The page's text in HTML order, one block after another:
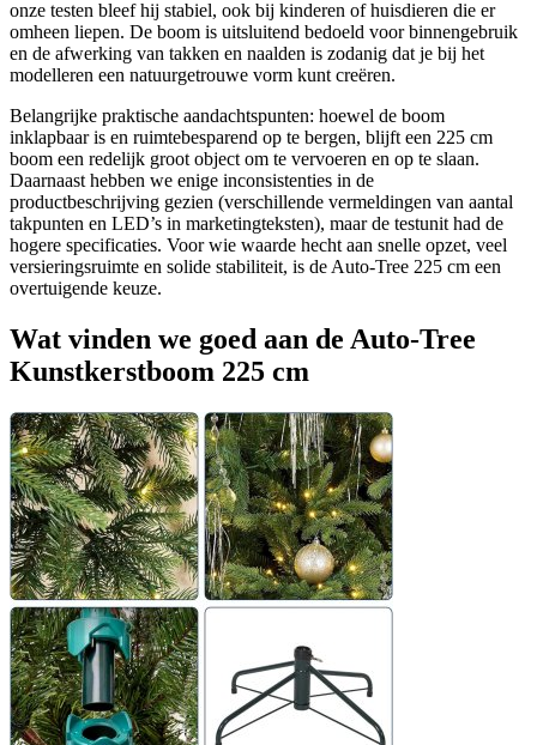
onze testen bleef hij stabiel, ook bij kinderen of huisdieren die er
omheen liepen. De boom is uitsluitend bedoeld voor binnengebruik
en de afwerking van takken en naalden is zodanig dat je bij het
modelleren een natuurgetrouwe vorm kunt creëren.
Belangrijke praktische aandachtspunten: hoewel de boom
inklapbaar is en ruimtebesparend op te bergen, blijft een 225 cm
boom een redelijk groot object om te vervoeren en op te slaan.
Daarnaast hebben we enige inconsistenties in de
productbeschrijving gezien (verschillende vermeldingen van aantal
takpunten en LED’s in marketingteksten), maar de testunit had de
hogere specificaties. Voor wie waarde hecht aan snelle opzet, veel
versieringsruimte en solide stabiliteit, is de Auto‑Tree 225 cm een
overtuigende keuze.
Wat vinden we goed aan de Auto‑Tree
Kunstkerstboom 225 cm